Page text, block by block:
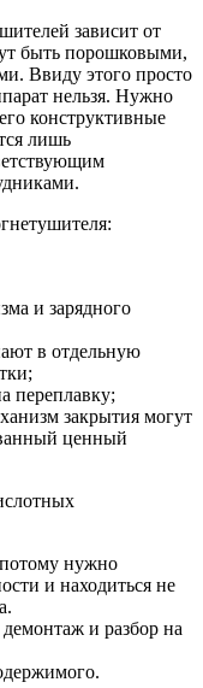
зависит от
быть порошковыми,
Ввиду этого просто
нельзя. Нужно
конструктивные
лишь
и зарядного
в отдельную
переплавку;
закрытия могут
ценный
нужно
и находиться не
и разбор на